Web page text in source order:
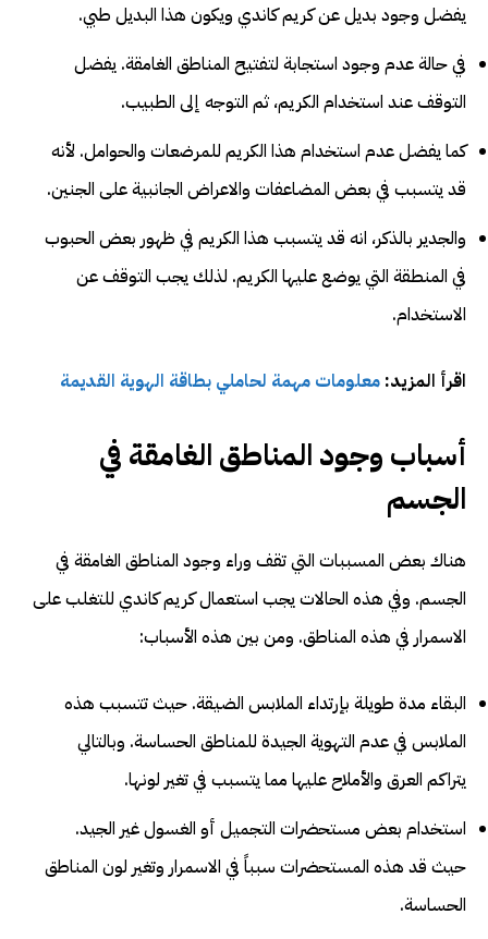
يفضل وجود بديل عن كريم كاندي ويكون هذا البديل طبي.
في حالة عدم وجود استجابة لتفتيح المناطق الغامقة. يفضل
التوقف عند استخدام الكريم، ثم التوجه إلى الطبيب.
كما يفضل عدم استخدام هذا الكريم للمرضعات والحوامل. لأنه
قد يتسبب في بعض المضاعفات والاعراض الجانبية على الجنين.
والجدير بالذكر، انه قد يتسبب هذا الكريم في ظهور بعض الحبوب
في المنطقة التي يوضع عليها الكريم. لذلك يجب التوقف عن
الاستخدام.
اقرأ المزيد: معلومات مهمة لحاملي بطاقة الهوية القديمة
أسباب وجود المناطق الغامقة في
الجسم
هناك بعض المسببات التي تقف وراء وجود المناطق الغامقة في
الجسم. وفي هذه الحالات يجب استعمال كريم كاندي للتغلب على
الاسمرار في هذه المناطق. ومن بين هذه الأسباب:
البقاء مدة طويلة بإرتداء الملابس الضيقة. حيث تتسبب هذه
الملابس في عدم التهوية الجيدة للمناطق الحساسة. وبالتالي
يتراكم العرق والأملاح عليها مما يتسبب في تغير لونها.
استخدام بعض مستحضرات التجميل أو الغسول غير الجيد.
حيث قد هذه المستحضرات سبباً في الاسمرار وتغير لون المناطق
الحساسة.